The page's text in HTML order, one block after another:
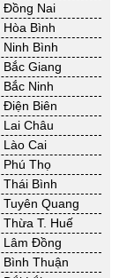
Đồng Nai
Hòa Bình
Bình
Giang
Ninh
Điện Biên
Châu
Lào Cai
Phú Thọ
Thái Bình
Quang
T. Huế
Lâm Đồng
Bình Thuận